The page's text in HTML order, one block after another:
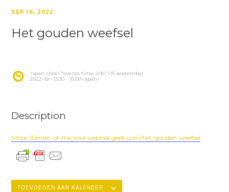
SEP 16, 2022
Het gouden weefsel
<span class="events-time-info">16 september
2022<br>13:30 - 15:00</span>
Description
https://center-of-the-soul.webinargeek.com/het-gouden-weefsel
TOEVOEGEN AAN KALENDER